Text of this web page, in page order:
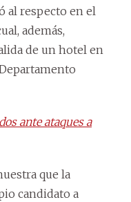
al respecto en el
además,
de un hotel en
ante ataques a
que la
candidato a